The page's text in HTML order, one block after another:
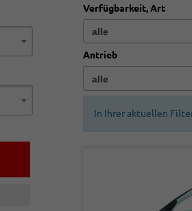
Verfügbarkeit, Art
Antrieb
In Ihrer aktuellen